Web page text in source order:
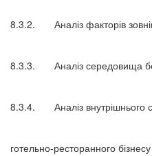
8.3.2. Аналіз факторів
8.3.3. Аналіз середовища
8.3.4. Аналіз
готельно-ресторанного бізнесу